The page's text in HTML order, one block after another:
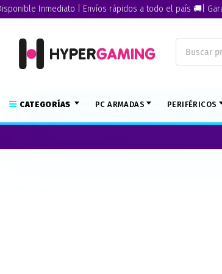
Inmediato | Envíos rápidos a todo el país 🚚|
CATEGORÍAS PC ARMADAS PERIFÉRICOS